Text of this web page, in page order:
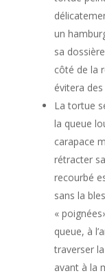
un
sa
côté de la
évitera des
La tortue
la queue
carapace
rétracter
recourbé
sans la
«
queue, à
traverser
avant à la